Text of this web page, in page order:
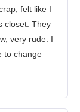
felt like I
closet. They
very rude. I
to change